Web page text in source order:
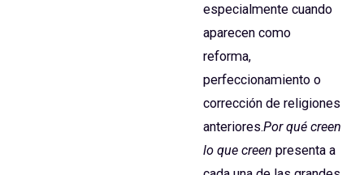
especialmente cuando
aparecen como
reforma,
perfeccionamiento o
corrección de religiones
anteriores.Por qué creen
lo que creen presenta a